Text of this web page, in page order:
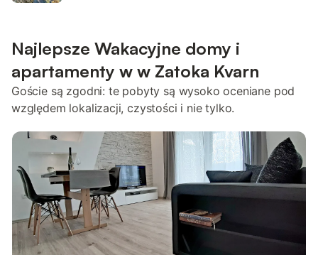
Najlepsze Wakacyjne domy i
apartamenty w w Zatoka Kvarn
Goście są zgodni: te pobyty są wysoko oceniane pod
względem lokalizacji, czystości i nie tylko.